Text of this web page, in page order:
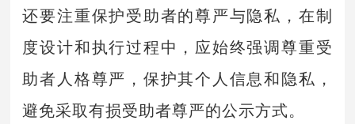
还要注重保护受助者的尊严与隐私，在制
度设计和执行过程中，应始终强调尊重受
助者人格尊严，保护其个人信息和隐私，
避免采取有损受助者尊严的公示方式。